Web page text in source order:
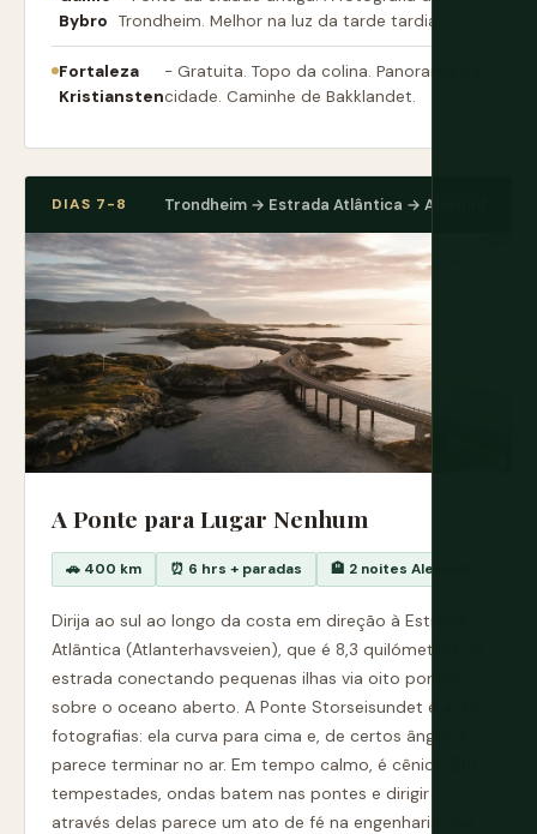
Bybro Trondheim. Melhor na luz da tarde tardia.
Fortaleza
Kristiansten
- Gratuita. Topo da colina. Panorama da
cidade. Caminhe de Bakklandet.
DIAS 7-8 Trondheim → Estrada Atlântica → Alesund
A Ponte para Lugar Nenhum
🚗 400 km ⏰ 6 hrs + paradas 🏨 2 noites Alesund
Dirija ao sul ao longo da costa em direção à Estrada
Atlântica (Atlanterhavsveien), que é 8,3 quilómetros de
estrada conectando pequenas ilhas via oito pontes
sobre o oceano aberto. A Ponte Storseisundet é a das
fotografias: ela curva para cima e, de certos ângulos,
parece terminar no ar. Em tempo calmo, é cênica. Em
tempestades, ondas batem nas pontes e dirigir
através delas parece um ato de fé na engenharia civil